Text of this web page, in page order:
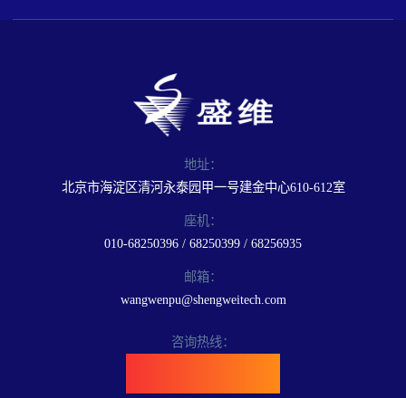
地址：
北京市海淀区清河永泰园甲一号建金中心610-612室
座机：
010-68250396 / 68250399 / 68256935
邮箱：
wangwenpu@shengweitech.com
咨询热线：